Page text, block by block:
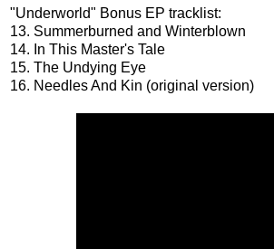
"Underworld" Bonus EP tracklist:
13. Summerburned and Winterblown
14. In This Master's Tale
15. The Undying Eye
16. Needles And Kin (original version)